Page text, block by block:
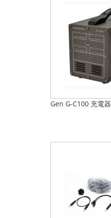
Gen G-C100 充電器